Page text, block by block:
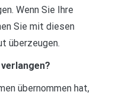
Wenn Sie Ihre
Sie mit diesen
überzeugen.
übernommen hat,